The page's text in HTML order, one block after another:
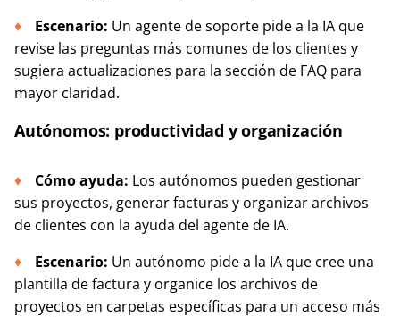
Escenario: Un agente de soporte pide a la IA que
revise las preguntas más comunes de los clientes y
sugiera actualizaciones para la sección de FAQ para
mayor claridad.
Autónomos: productividad y organización
Cómo ayuda: Los autónomos pueden gestionar
sus proyectos, generar facturas y organizar archivos
de clientes con la ayuda del agente de IA.
Escenario: Un autónomo pide a la IA que cree una
plantilla de factura y organice los archivos de
proyectos en carpetas específicas para un acceso más